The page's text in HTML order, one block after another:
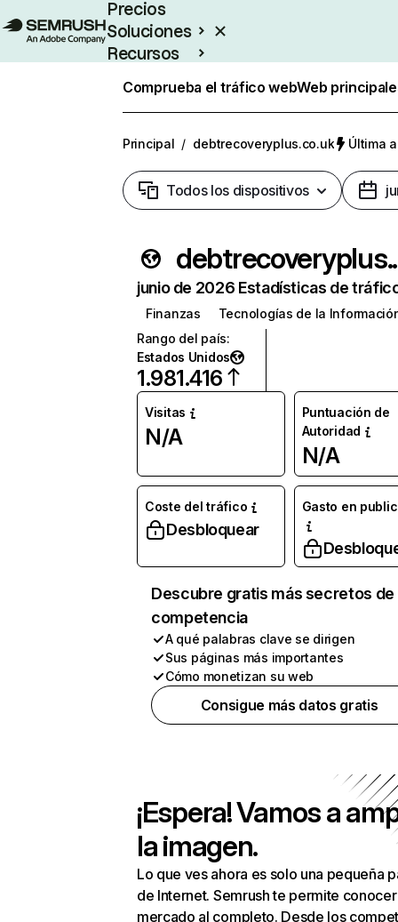
Precios
Soluciones
Recursos
Comprueba el tráfico webWeb
Principal / debtrecoveryplus.co.uk Última
Todos los dispositivos
junio de 2026 Estadísticas de
Finanzas
Tecnologías de la
Rango del país:
Estados Unidos
1.981.416
Visitas
N/A
Puntuación de
Autoridad
N/A
Coste del tráfico
Desbloquear
Gasto en
Descubre gratis más secretos de
competencia
A qué palabras clave se dirigen
Sus páginas más importantes
Cómo monetizan su web
Consigue más datos gratis
¡Espera! Vamos a
la imagen.
Lo que ves ahora es solo una pequeña
de Internet. Semrush te permite
mercado al completo. Desde los